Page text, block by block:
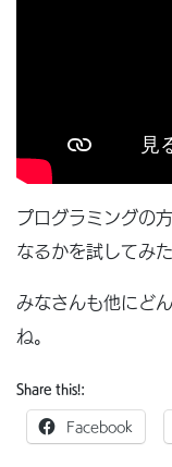
プログラミングの
なるかを試してみ
みなさんも他にど
ね。
Share this!:
Facebook